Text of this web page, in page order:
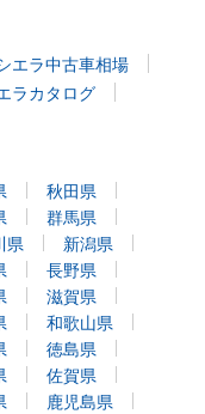
エラ中古車相場
ラカタログ
秋田県
群馬県
県
新潟県
長野県
滋賀県
和歌山県
徳島県
佐賀県
鹿児島県